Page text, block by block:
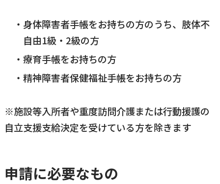
暮らしの便利帳「わかる」
身体障害者手帳をお持ちの方のうち、肢体不
自由1級・2級の方
療育手帳をお持ちの方
精神障害者保健福祉手帳をお持ちの方
※施設等入所者や重度訪問介護または行動援護の
自立支援支給決定を受けている方を除きます
申請に必要なもの